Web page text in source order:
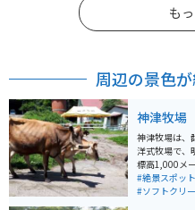
も
周辺の景色
神津牧場
神津牧場は、
洋式牧場で、
標高1,000メ
牛が放牧され
バター作りや
#絶景スポット
#ソフトクリ